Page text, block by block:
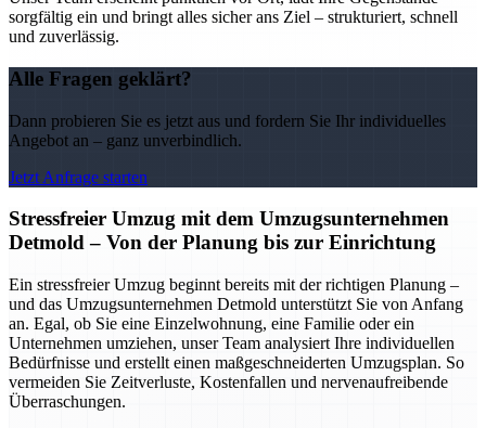
sorgfältig ein und bringt alles sicher ans Ziel – strukturiert, schnell
und zuverlässig.
Alle Fragen geklärt?
Dann probieren Sie es jetzt aus und fordern Sie Ihr individuelles
Angebot an – ganz unverbindlich.
Jetzt Anfrage starten
Stressfreier Umzug mit dem Umzugsunternehmen
Detmold – Von der Planung bis zur Einrichtung
Ein stressfreier Umzug beginnt bereits mit der richtigen Planung –
und das Umzugsunternehmen Detmold unterstützt Sie von Anfang
an. Egal, ob Sie eine Einzelwohnung, eine Familie oder ein
Unternehmen umziehen, unser Team analysiert Ihre individuellen
Bedürfnisse und erstellt einen maßgeschneiderten Umzugsplan. So
vermeiden Sie Zeitverluste, Kostenfallen und nervenaufreibende
Überraschungen.